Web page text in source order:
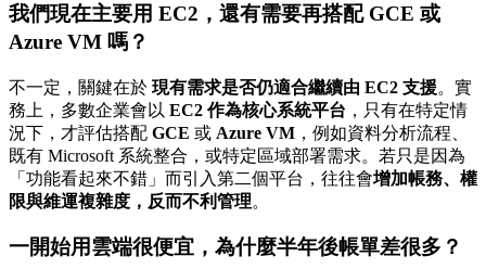
我們現在主要用 EC2 ，還有需要再搭配 GCE 或
Azure VM 嗎？
不一定，關鍵在於 現有需求是否仍適合繼續由 EC2 支援。實
務上，多數企業會以 EC2 作為核心系統平台 ，只有在特定情
況下，才評估搭配 GCE 或 Azure VM ，例如資料分析流程、
既有 Microsoft 系統整合，或特定區域部署需求。若只是因為
「功能看起來不錯」而引入第二個平台，往往會增加帳務、權
限與維運複雜度，反而不利管理。
一開始用雲端很便宜，為什麼半年後帳單差很多？